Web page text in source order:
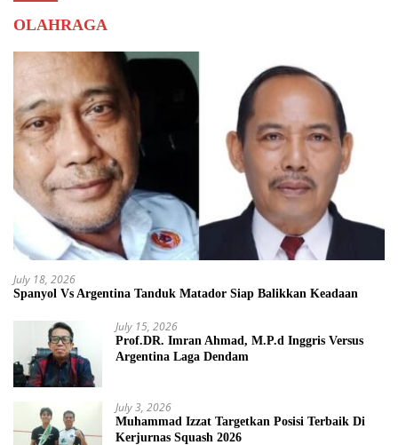
OLAHRAGA
July 18, 2026
Spanyol Vs Argentina Tanduk Matador Siap Balikkan Keadaan
July 15, 2026
Prof.DR. Imran Ahmad, M.P.d Inggris Versus
Argentina Laga Dendam
July 3, 2026
Muhammad Izzat Targetkan Posisi Terbaik Di
Kerjurnas Squash 2026